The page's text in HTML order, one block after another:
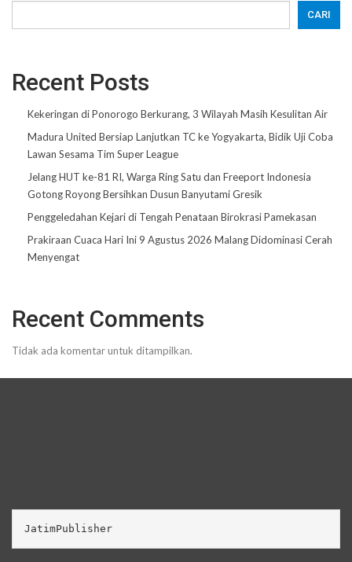
CARI
Recent Posts
Kekeringan di Ponorogo Berkurang, 3 Wilayah Masih Kesulitan Air
Madura United Bersiap Lanjutkan TC ke Yogyakarta, Bidik Uji Coba
Lawan Sesama Tim Super League
Jelang HUT ke-81 RI, Warga Ring Satu dan Freeport Indonesia
Gotong Royong Bersihkan Dusun Banyutami Gresik
Penggeledahan Kejari di Tengah Penataan Birokrasi Pamekasan
Prakiraan Cuaca Hari Ini 9 Agustus 2026 Malang Didominasi Cerah
Menyengat
Recent Comments
Tidak ada komentar untuk ditampilkan.
JatimPublisher